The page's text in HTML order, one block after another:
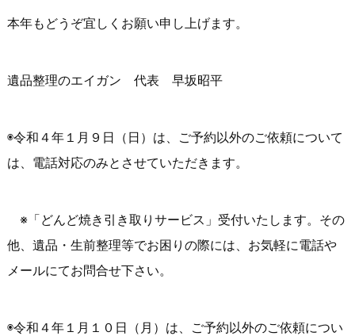
本年もどうぞ宜しくお願い申し上げます。
遺品整理のエイガン 代表 早坂昭平
◉令和４年１月９日（日）は、ご予約以外のご依頼について
は、電話対応のみとさせていただきます。
※「どんど焼き引き取りサービス」受付いたします。その
他、遺品・生前整理等でお困りの際には、お気軽に電話や
メールにてお問合せ下さい。
◉令和４年１月１０日（月）は、ご予約以外のご依頼につい